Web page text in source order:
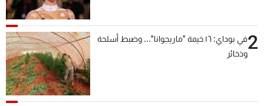
2
في بوداي: ١٦ خيمة "ماريجوانا"... وضبط أسلحة
وذخائر